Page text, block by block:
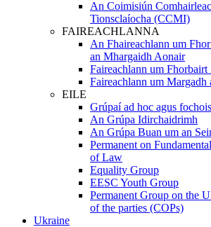
An Coimisiún
Tionsclaíocha (CCMI)
FAIREACHLANNA
An Fhaireachlann um
an Mhargaidh Aonair
Faireachlann um
Faireachlann um
EILE
Grúpaí ad hoc agus
An Grúpa Idirchaidrimh
An Grúpa Buan um an
Permanent on
of Law
Equality Group
EESC Youth Group
Permanent Group on the
of the parties (COPs)
Ukraine